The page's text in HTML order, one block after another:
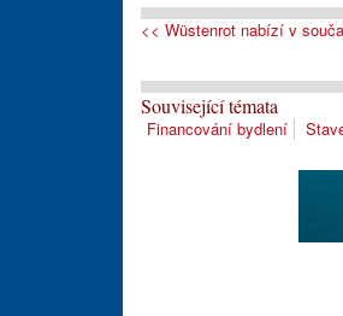
<< Wüstenrot nabízí v
Související témata
Financování bydlení